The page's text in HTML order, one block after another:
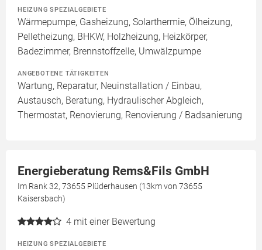
HEIZUNG SPEZIALGEBIETE
Wärmepumpe, Gasheizung, Solarthermie, Ölheizung,
Pelletheizung, BHKW, Holzheizung, Heizkörper,
Badezimmer, Brennstoffzelle, Umwälzpumpe
ANGEBOTENE TÄTIGKEITEN
Wartung, Reparatur, Neuinstallation / Einbau,
Austausch, Beratung, Hydraulischer Abgleich,
Thermostat, Renovierung, Renovierung / Badsanierung
Energieberatung Rems&Fils GmbH
Im Rank 32, 73655 Plüderhausen (13km von 73655
Kaisersbach)
4 mit einer Bewertung
HEIZUNG SPEZIALGEBIETE